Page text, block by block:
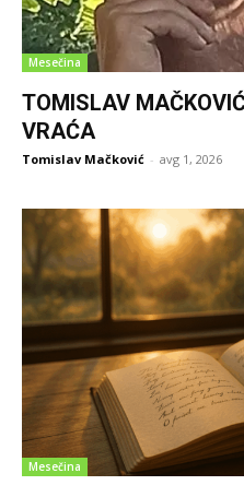
Mesečina
TOMISLAV
VRAĆA
Tomislav Mačković - avg 1, 2026
Mesečina